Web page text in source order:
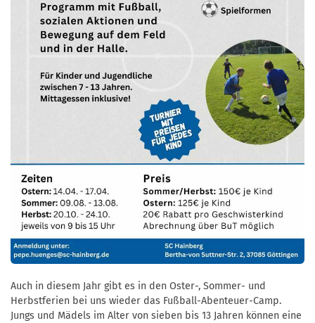
Auch in diesem Jahr gibt es in den Oster-, Sommer- und
Herbstferien bei uns wieder das Fußball-Abenteuer-Camp.
Jungs und Mädels im Alter von sieben bis 13 Jahren können eine